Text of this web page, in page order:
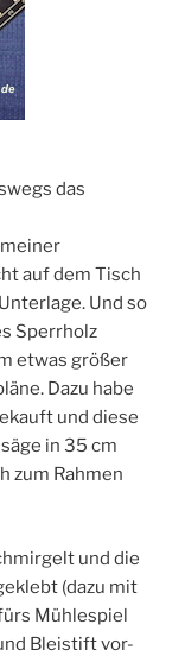
das
auf dem Tisch
Und so
Sperrholz
etwas größer
Dazu habe
und diese
in 35 cm
zum Rahmen
und die
(dazu mit
Mühlespiel
Bleistift vor-